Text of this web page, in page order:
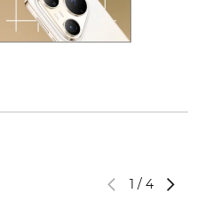
1 / 4